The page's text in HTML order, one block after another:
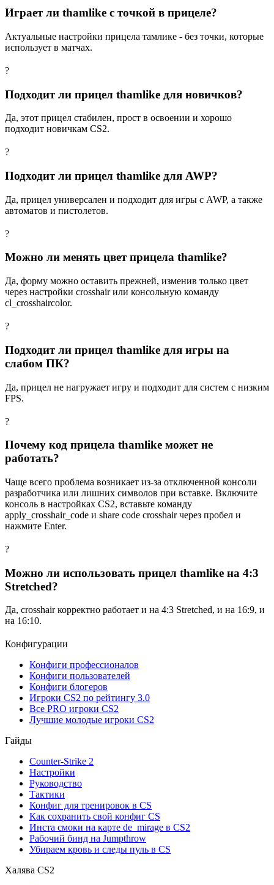
Играет ли thamlike с точкой в прицеле?
Актуальные настройки прицела тамлике - без точки, которые
использует в матчах.
?
Подходит ли прицел thamlike для новичков?
Да, этот прицел стабилен, прост в освоении и хорошо
подходит новичкам CS2.
?
Подходит ли прицел thamlike для AWP?
Да, прицел универсален и подходит для игры с AWP, а также
автоматов и пистолетов.
?
Можно ли менять цвет прицела thamlike?
Да, форму можно оставить прежней, изменив только цвет
через настройки crosshair или консольную команду
cl_crosshaircolor.
?
Подходит ли прицел thamlike для игры на
слабом ПК?
Да, прицел не нагружает игру и подходит для систем с низким
FPS.
?
Почему код прицела thamlike может не
работать?
Чаще всего проблема возникает из-за отключенной консоли
разработчика или лишних символов при вставке. Включите
консоль в настройках CS2, вставьте команду
apply_crosshair_code и share code crosshair через пробел и
нажмите Enter.
?
Можно ли использовать прицел thamlike на 4:3
Stretched?
Да, crosshair корректно работает и на 4:3 Stretched, и на 16:9, и
на 16:10.
Конфигурации
Конфиги профессионалов
Конфиги пользователей
Конфиги блогеров
Игроки CS2 по рейтингу 3.0
Все PRO игроки CS2
Лучшие молодые игроки CS2
Гайды
Counter-Strike 2
Настройки
Руководство
Тактики
Конфиг для тренировок в CS
Как сохранить свой конфиг CS
Инста смоки на карте de_mirage в CS2
Рабочий бинд на Jumpthrow
Убираем кровь и следы пуль в CS
Халява CS2